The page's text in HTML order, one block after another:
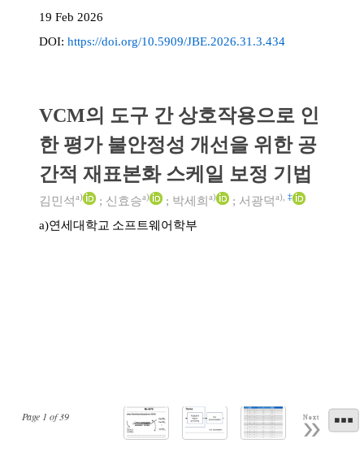
Page 1 of39 Next
19 Feb 2026
DOI: https://doi.org/10.5909/JBE.2026.31.3.434
VCM의 도구 간 상호작용으로 인
한 평가 불안정성 개선을 위한 공
간적 재표본화 스케일 보정 기법
김민석a) ; 신효승a) ; 박세희 a) ; 서광덕a) ‡
a)연세대학교 소프트웨어학부